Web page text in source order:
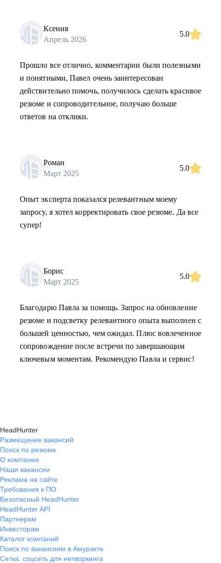
Ксения
Апрель 2026
5.0
Прошло все отлично, комментарии были полезными
и понятными, Павел очень заинтересован
действительно помочь, получилось сделать красивое
резюме и сопроводительное, получаю больше
ответов на отклики.
Роман
Март 2025
5.0
Опыт эксперта показался релевантным моему
запросу, я хотел корректировать свое резюме. Да все
супер!
Борис
Март 2025
5.0
Благодарю Павла за помощь. Запрос на обновление
резюме и подсветку релевантного опыта выполнен с
большей ценностью, чем ожидал. Плюс вовлеченное
сопровождение после встречи по завершающим
ключевым моментам. Рекомендую Павла и сервис!
HeadHunter
Размещение вакансий
Поиск по резюме
О компании
Наши вакансии
Реклама на сайте
Требования к ПО
Безопасный HeadHunter
HeadHunter API
Партнерам
Инвесторам
Каталог компаний
Поиск по вакансиям в Амурзете
Сетка: соцсеть для нетворкинга